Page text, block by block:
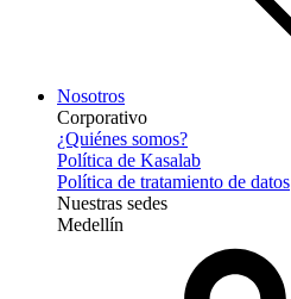
Nosotros
Corporativo
¿Quiénes somos?
Política de Kasalab
Política de tratamiento de datos
Nuestras sedes
Medellín